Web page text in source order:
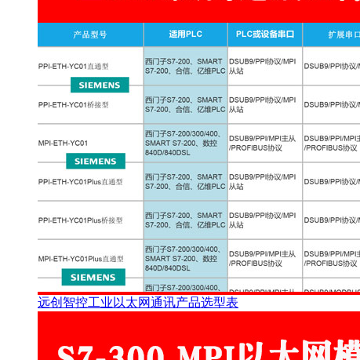
远创智控工业以太网通讯产品选型表